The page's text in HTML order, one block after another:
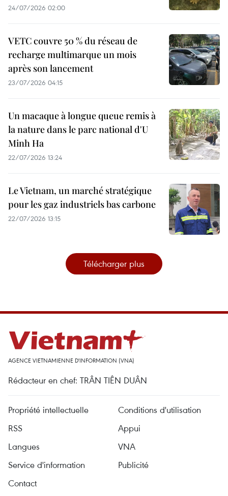
24/07/2026 02:00
VETC couvre 50 % du réseau de
recharge multimarque un mois
après son lancement
23/07/2026 04:15
Un macaque à longue queue remis à
la nature dans le parc national d'U
Minh Ha
22/07/2026 13:24
Le Vietnam, un marché stratégique
pour les gaz industriels bas carbone
22/07/2026 13:15
Télécharger plus
AGENCE VIETNAMIENNE D'INFORMATION (VNA)
Rédacteur en chef: TRÂN TIÊN DUÂN
Propriété intellectuelle
Conditions d'utilisation
RSS
Appui
Langues
VNA
Service d'information
Publicité
Contact